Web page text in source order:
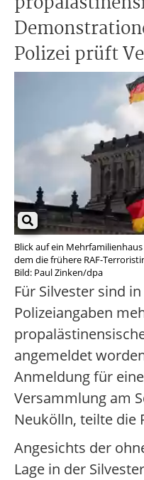
Polizei prüft
Blick auf ein
dem die frühere RAF-
Bild: Paul Zinken/dpa
Für Silvester sind
Polizeiangaben
angemeldet
Anmeldung für
Versammlung am
Neukölln, teilte die
Angesichts der
Lage in der